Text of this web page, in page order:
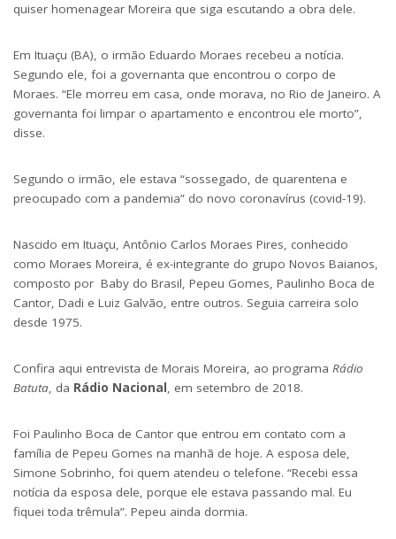
quiser homenagear Moreira que siga escutando a obra dele.
Em Ituaçu (BA), o irmão Eduardo Moraes recebeu a notícia.
Segundo ele, foi a governanta que encontrou o corpo de
Moraes. “Ele morreu em casa, onde morava, no Rio de Janeiro. A
governanta foi limpar o apartamento e encontrou ele morto”,
disse.
Segundo o irmão, ele estava “sossegado, de quarentena e
preocupado com a pandemia” do novo coronavírus (covid-19).
Nascido em Ituaçu, Antônio Carlos Moraes Pires, conhecido
como Moraes Moreira, é ex-integrante do grupo Novos Baianos,
composto por Baby do Brasil, Pepeu Gomes, Paulinho Boca de
Cantor, Dadi e Luiz Galvão, entre outros. Seguia carreira solo
desde 1975.
Confira aqui entrevista de Morais Moreira, ao programa Rádio
Batuta, da Rádio Nacional, em setembro de 2018.
Foi Paulinho Boca de Cantor que entrou em contato com a
família de Pepeu Gomes na manhã de hoje. A esposa dele,
Simone Sobrinho, foi quem atendeu o telefone. “Recebi essa
notícia da esposa dele, porque ele estava passando mal. Eu
fiquei toda trêmula”. Pepeu ainda dormia.